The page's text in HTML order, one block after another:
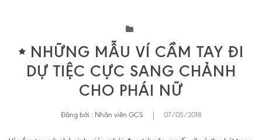
NHỮNG MẪU VÍ CẦM TAY ĐI
DỰ TIỆC CỰC SANG CHẢNH
CHO PHÁI NỮ
Đăng bởi : Nhân viên GCS 07/05/2018